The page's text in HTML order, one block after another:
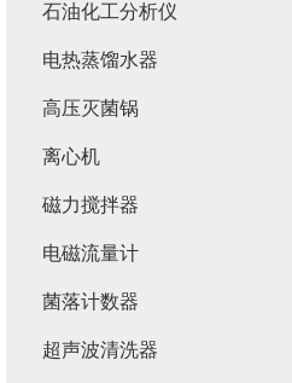
石油化工分析仪
电热蒸馏水器
高压灭菌锅
离心机
磁力搅拌器
电磁流量计
菌落计数器
超声波清洗器